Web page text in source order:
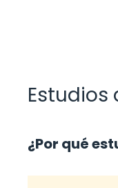
¿Por qué